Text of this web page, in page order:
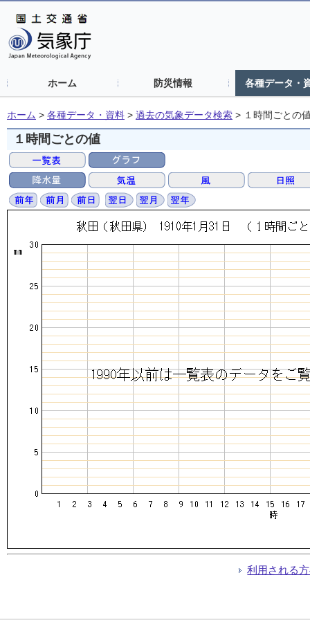
ホーム 防災情報 各種データ・
ホーム > 各種データ・資料 > 過去の気象データ検索 > １時間ごとの
１時間ごとの値
利用される